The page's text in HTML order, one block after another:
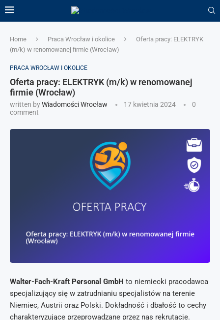
Home Praca Wrocław i okolice
Oferta pracy: ELEKTRYK
(m/k) w renomowanej firmie (Wrocław)
PRACA WROCŁAW I OKOLICE
Oferta pracy: ELEKTRYK (m/k) w renomowanej
firmie (Wrocław)
written byWiadomości Wrocław 17 kwietnia 2024
0
comment
Walter-Fach-Kraft Personal GmbH to niemiecki pracodawca
specjalizujący się w zatrudnianiu specjalistów na terenie
Niemiec, Austrii oraz Polski. Dokładność i dbałość to cechy
charakteryzujące przeprowadzane przez nas rekrutacje.